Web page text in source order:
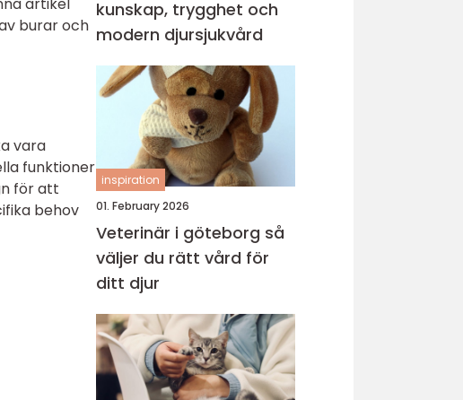
burar och
vara
funktioner
för att
behov
kunskap, trygghet och
modern djursjukvård
inspiration
01. February 2026
Veterinär i göteborg så
väljer du rätt vård för
ditt djur